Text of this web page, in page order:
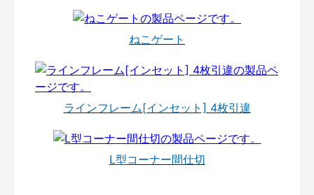
ねこゲート
ラインフレーム[インセット] 4枚引違
L型コーナー間仕切